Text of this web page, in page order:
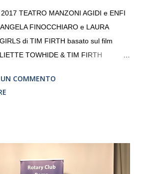
TEATRO MANZONI AGIDI e ENFI
FINOCCHIARO e LAURA
di TIM FIRTH basato sul film
TOWHIDE & TIM FIRTH
COMMENTO